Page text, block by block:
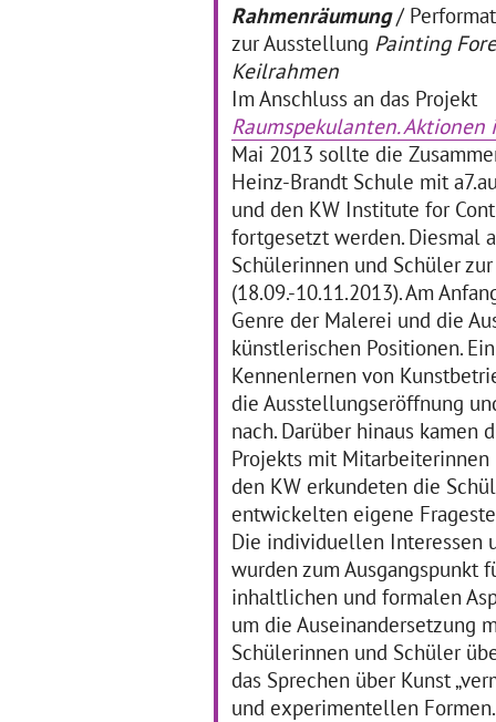
Rahmenräumung /
zur Ausstellung Painting
Keilrahmen
Im Anschluss an das Projekt
Raumspekulanten. Aktionen
Mai 2013 sollte die
Heinz-Brandt Schule mit
und den KW Institute for
fortgesetzt werden. Diesmal
Schülerinnen und Schüler
(18.09.-10.11.2013). Am
Genre der Malerei und die
künstlerischen Positionen.
Kennenlernen von
die Ausstellungseröffnung
nach. Darüber hinaus kamen
Projekts mit Mitarbeiterinnen
den KW erkundeten die
entwickelten eigene
Die individuellen Interessen
wurden zum Ausgangspunkt
inhaltlichen und formalen
um die Auseinandersetzung
Schülerinnen und Schüler
das Sprechen über Kunst
und experimentellen Formen.
Lernformen noch stärker in
alltäglichen… mehr
…
Doppel Box
14.01.2019–30.04.2019
Das Projekt "Doppel Box"
ästhetischen
Ausdrucksmöglichkeiten
und -qualitäten in den
Bereichen Tanz und Theater
für Schüler*innen der
Stufen 4,5 und 6 zu
… mehr
Theaterprojekt 2019,
7. Jhg: Tree Pennies in
Detroid
Tree Pennies in Detroid, 2019 ©
sideviews e.V.
04.01.2019–30.10.2019
TREE PENNIES IN DETROID
weithin bekannt ist für den
Aufstieg und Fall einer